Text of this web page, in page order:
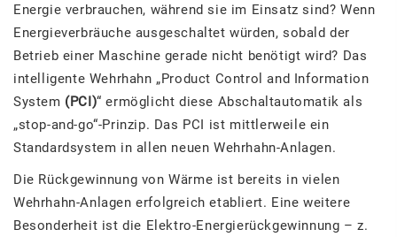
Energie verbrauchen, während sie im Einsatz sind? Wenn
Energieverbräuche ausgeschaltet würden, sobald der
Betrieb einer Maschine gerade nicht benötigt wird? Das
intelligente Wehrhahn „Product Control and Information
System (PCI)“ ermöglicht diese Abschaltautomatik als
„stop-and-go“-Prinzip. Das PCI ist mittlerweile ein
Standardsystem in allen neuen Wehrhahn-Anlagen.
Die Rückgewinnung von Wärme ist bereits in vielen
Wehrhahn-Anlagen erfolgreich etabliert. Eine weitere
Besonderheit ist die Elektro-Energierückgewinnung – z.